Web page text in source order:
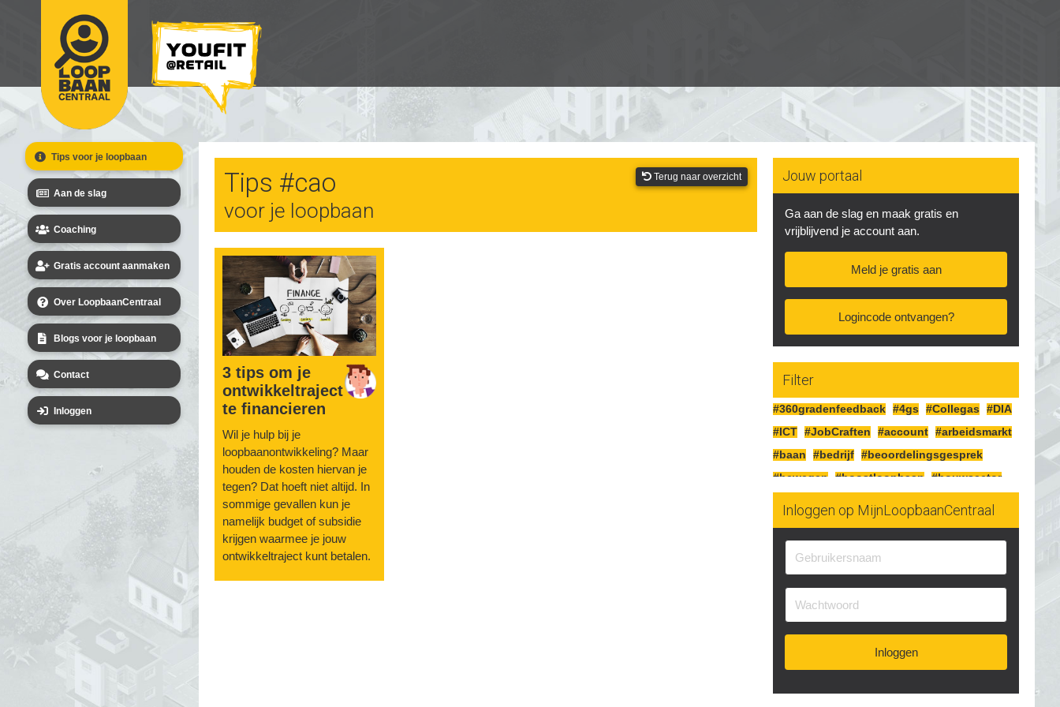
Tips voor je loopbaan
Aan de slag
Coaching
Gratis account aanmaken
Over LoopbaanCentraal
Blogs voor je loopbaan
Contact
Inloggen
Tips #cao
voor je loopbaan
Terug naar overzicht
3 tips om je
ontwikkeltraject
te financieren
Wil je hulp bij je
loopbaanontwikkeling? Maar
houden de kosten hiervan je
tegen? Dat hoeft niet altijd. In
sommige gevallen kun je
namelijk budget of subsidie
krijgen waarmee je jouw
ontwikkeltraject kunt betalen.
Jouw portaal
Ga aan de slag en maak gratis en
vrijblijvend je account aan.
Meld je gratis aan
Logincode ontvangen?
Filter
#360gradenfeedback #4gs #Collegas
#DIA
#ICT #JobCraften #account #arbeidsmarkt
#baan
#bedrijf #beoordelingsgesprek
#bewegen #boostloopbaan #bouwsector
#detailhandel
#drijfveren
#experimenteren
#feedbackgeven
#gezondheid #gripopgeld #inzetbaarheid
#jobcrafting
Inloggen op MijnLoopbaanCentraal
Inloggen